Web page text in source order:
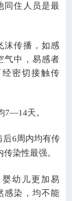
同住人员是最
沫传播，如感
气中，易感者
密切接触传
7—14天。
后6周内均有传
传染性最强。
幼儿更加易
感染，均不能